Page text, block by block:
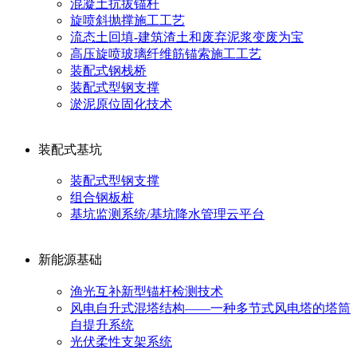
混凝土抗拔锚杆
旋喷斜抛撑施工工艺
流态土回填-建筑渣土和废弃泥浆变废为宝
高压旋喷玻璃纤维筋锚索施工工艺
装配式钢栈桥
装配式型钢支撑
淤泥原位固化技术
装配式基坑
装配式型钢支撑
组合钢板桩
基坑监测系统/基坑降水管理云平台
新能源基础
渔光互补新型锚杆检测技术
风电自升式混塔结构——一种多节式风电塔的塔筒
自提升系统
光伏柔性支架系统